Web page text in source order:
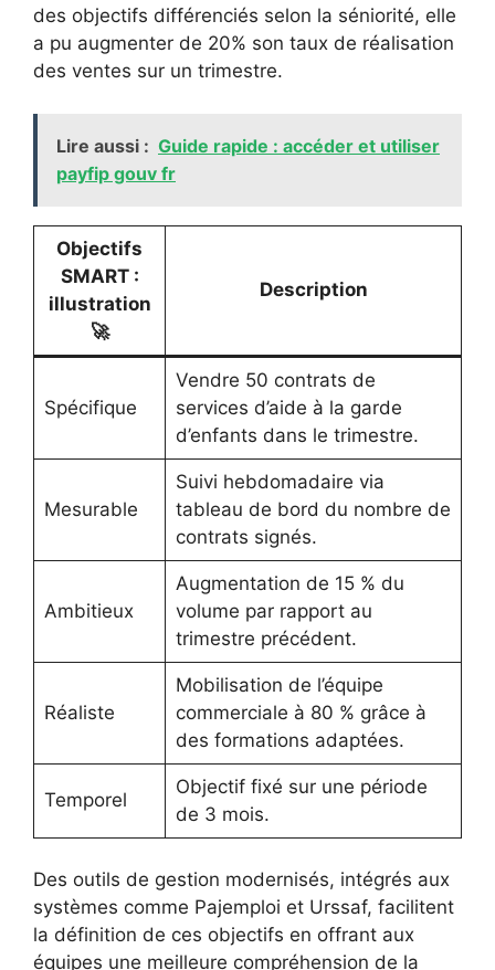
des objectifs différenciés selon la séniorité, elle
a pu augmenter de 20% son taux de réalisation
des ventes sur un trimestre.
Lire aussi : Guide rapide : accéder et utiliser
payfip gouv fr
Objectifs
SMART :
illustration
🚀
Description
Spécifique
Vendre 50 contrats de
services d’aide à la garde
d’enfants dans le trimestre.
Mesurable
Suivi hebdomadaire via
tableau de bord du nombre de
contrats signés.
Ambitieux
Augmentation de 15 % du
volume par rapport au
trimestre précédent.
Réaliste
Mobilisation de l’équipe
commerciale à 80 % grâce à
des formations adaptées.
Temporel
Objectif fixé sur une période
de 3 mois.
Des outils de gestion modernisés, intégrés aux
systèmes comme Pajemploi et Urssaf, facilitent
la définition de ces objectifs en offrant aux
équipes une meilleure compréhension de la